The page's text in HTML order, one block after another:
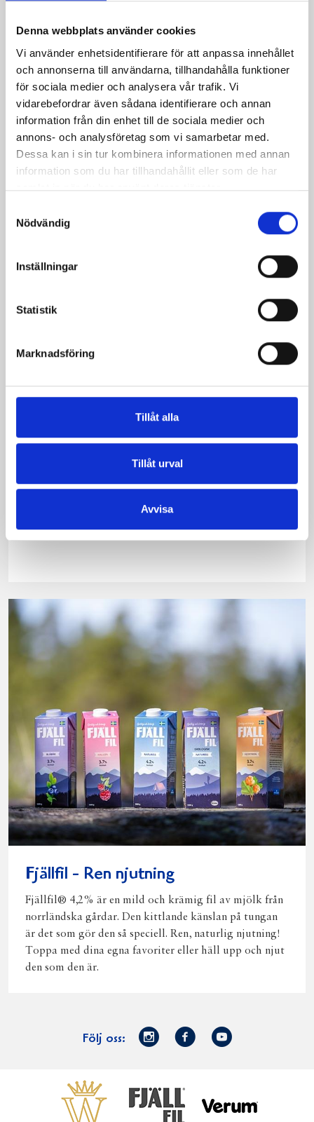
Denna webbplats använder cookies
Vi använder enhetsidentifierare för att anpassa innehållet
och annonserna till användarna, tillhandahålla funktioner
för sociala medier och analysera vår trafik. Vi
vidarebefordrar även sådana identifierare och annan
information från din enhet till de sociala medier och
annons- och analysföretag som vi samarbetar med.
Dessa kan i sin tur kombinera informationen med annan
information som du har tillhandahållit eller som de har
samlat in när du har använt deras tjänster.
Nödvändig
Inställningar
Statistik
Marknadsföring
Tillåt alla
Tillåt urval
Avvisa
Crème Fraichen
Crème Fraichen
Lätt Crème
Fjällfil - Ren njutning
Fjällfil® 4,2% är en mild och krämig fil av mjölk från
norrländska gårdar. Den kittlande känslan på tungan
är det som gör den så speciell. Ren, naturlig njutning!
Toppa med dina egna favoriter eller häll upp och njut
den som den är.
Följ oss:
Norrmejerier
Facebook
Youtube
VästerbottensostFjällfil